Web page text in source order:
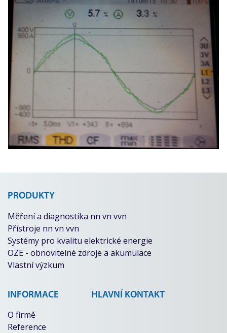
PRODUKTY
Měření a diagnostika nn vn vvn
Přístroje nn vn vvn
Systémy pro kvalitu elektrické energie
OZE - obnovitelné zdroje a akumulace
Vlastní výzkum
INFORMACE
O firmě
Reference
HLAVNÍ KONTAKT